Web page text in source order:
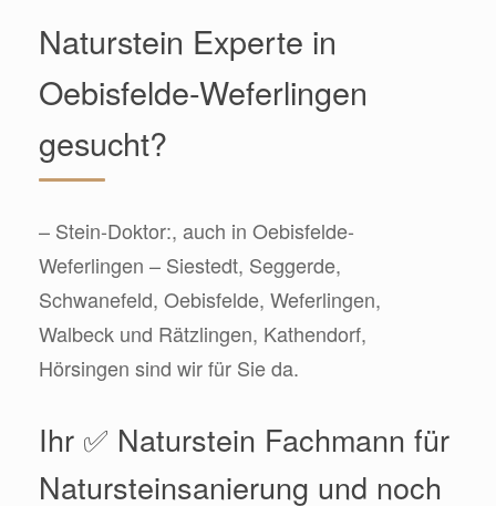
Naturstein Experte in
Oebisfelde-Weferlingen
gesucht?
– Stein-Doktor:, auch in Oebisfelde-
Weferlingen – Siestedt, Seggerde,
Schwanefeld, Oebisfelde, Weferlingen,
Walbeck und Rätzlingen, Kathendorf,
Hörsingen sind wir für Sie da.
Ihr ✅ Naturstein Fachmann für
Natursteinsanierung und noch